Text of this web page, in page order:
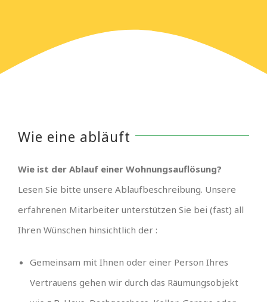
Wie eine abläuft
Wie ist der Ablauf einer Wohnungsauflösung?
Lesen Sie bitte unsere Ablaufbeschreibung. Unsere
erfahrenen Mitarbeiter unterstützen Sie bei (fast) all
Ihren Wünschen hinsichtlich der :
Gemeinsam mit Ihnen oder einer Person Ihres
Vertrauens gehen wir durch das Räumungsobjekt